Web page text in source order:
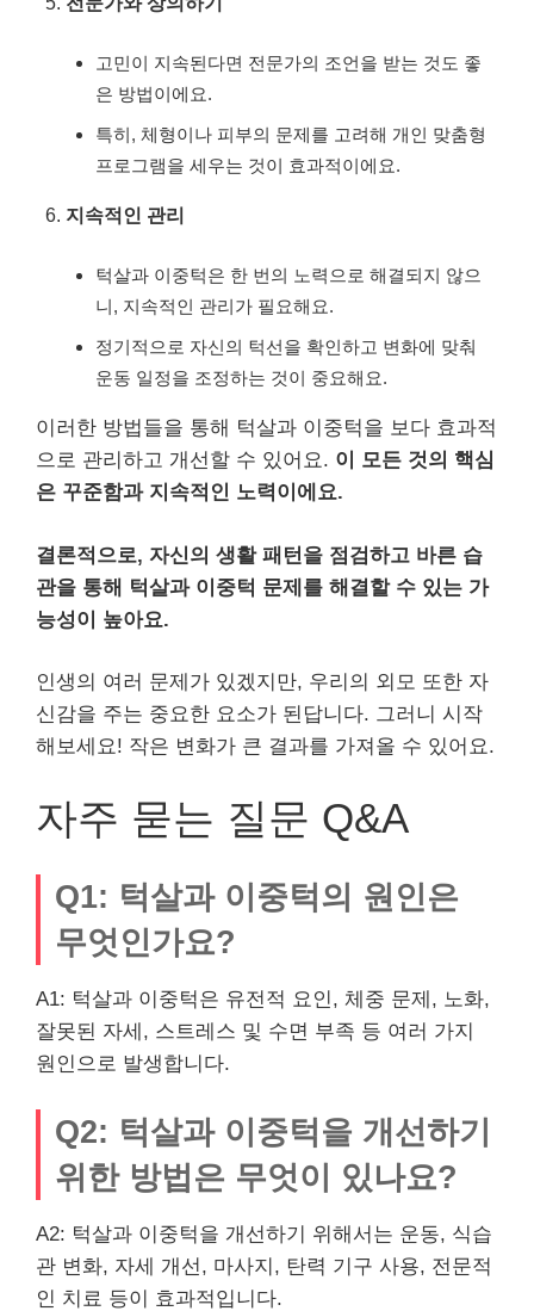
고민이 지속된다면 전문가의 조언을 받는 것도 좋
은 방법이에요.
특히, 체형이나 피부의 문제를 고려해 개인 맞춤형
프로그램을 세우는 것이 효과적이에요.
지속적인 관리
턱살과 이중턱은 한 번의 노력으로 해결되지 않으
니, 지속적인 관리가 필요해요.
정기적으로 자신의 턱선을 확인하고 변화에 맞춰
운동 일정을 조정하는 것이 중요해요.
이러한 방법들을 통해 턱살과 이중턱을 보다 효과적
으로 관리하고 개선할 수 있어요. 이 모든 것의 핵심
은 꾸준함과 지속적인 노력이에요.
결론적으로, 자신의 생활 패턴을 점검하고 바른 습
관을 통해 턱살과 이중턱 문제를 해결할 수 있는 가
능성이 높아요.
인생의 여러 문제가 있겠지만, 우리의 외모 또한 자
신감을 주는 중요한 요소가 된답니다. 그러니 시작
해보세요! 작은 변화가 큰 결과를 가져올 수 있어요.
자주 묻는 질문 Q&A
Q1: 턱살과 이중턱의 원인은
무엇인가요?
A1: 턱살과 이중턱은 유전적 요인, 체중 문제, 노화,
잘못된 자세, 스트레스 및 수면 부족 등 여러 가지
원인으로 발생합니다.
Q2: 턱살과 이중턱을 개선하기
위한 방법은 무엇이 있나요?
A2: 턱살과 이중턱을 개선하기 위해서는 운동, 식습
관 변화, 자세 개선, 마사지, 탄력 기구 사용, 전문적
인 치료 등이 효과적입니다.